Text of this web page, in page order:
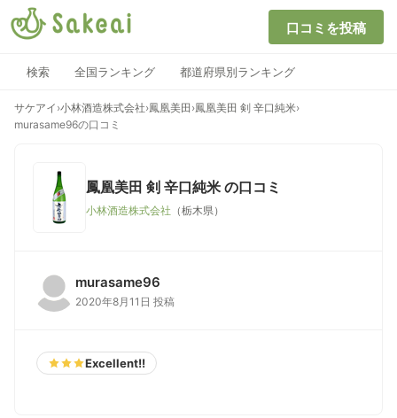
口コミを投稿
検索 全国ランキング 都道府県別ランキング
サケアイ ›小林酒造株式会社›鳳凰美田 ›鳳凰美田 剣 辛口純米›
murasame96の口コミ
鳳凰美田 剣 辛口純米 の口コミ
小林酒造株式会社 （栃木県）
murasame96
2020年8月11日 投稿
Excellent!!